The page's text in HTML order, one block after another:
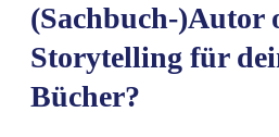
(Sachbuch-)Autor
Storytelling für
Bücher?